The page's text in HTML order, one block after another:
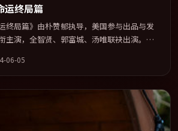
运终局篇
终局篇》由朴赞郁执导，美国参与出品与发
主演，全智贤、郭富城、汤唯联袂出演。在
与视听上力求统一。定于 2024-03-12 在内地
相，2024 年度话题片中口碑稳健，适合喜欢
众完整观看。
06-05